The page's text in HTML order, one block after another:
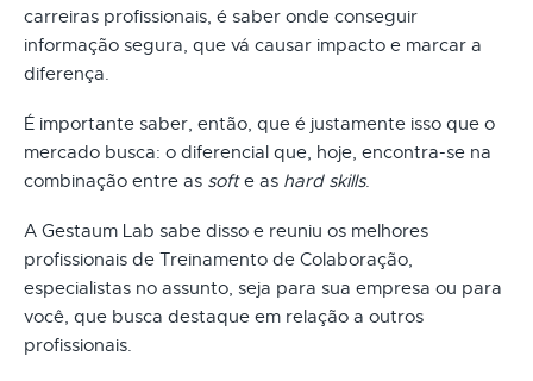
carreiras profissionais, é saber onde conseguir
informação segura, que vá causar impacto e marcar a
diferença.
É importante saber, então, que é justamente isso que o
mercado busca: o diferencial que, hoje, encontra-se na
combinação entre as softe as hard skills.
A Gestaum Lab sabe disso e reuniu os melhores
profissionais de Treinamento de Colaboração,
especialistas no assunto, seja para sua empresa ou para
você, que busca destaque em relação a outros
profissionais.